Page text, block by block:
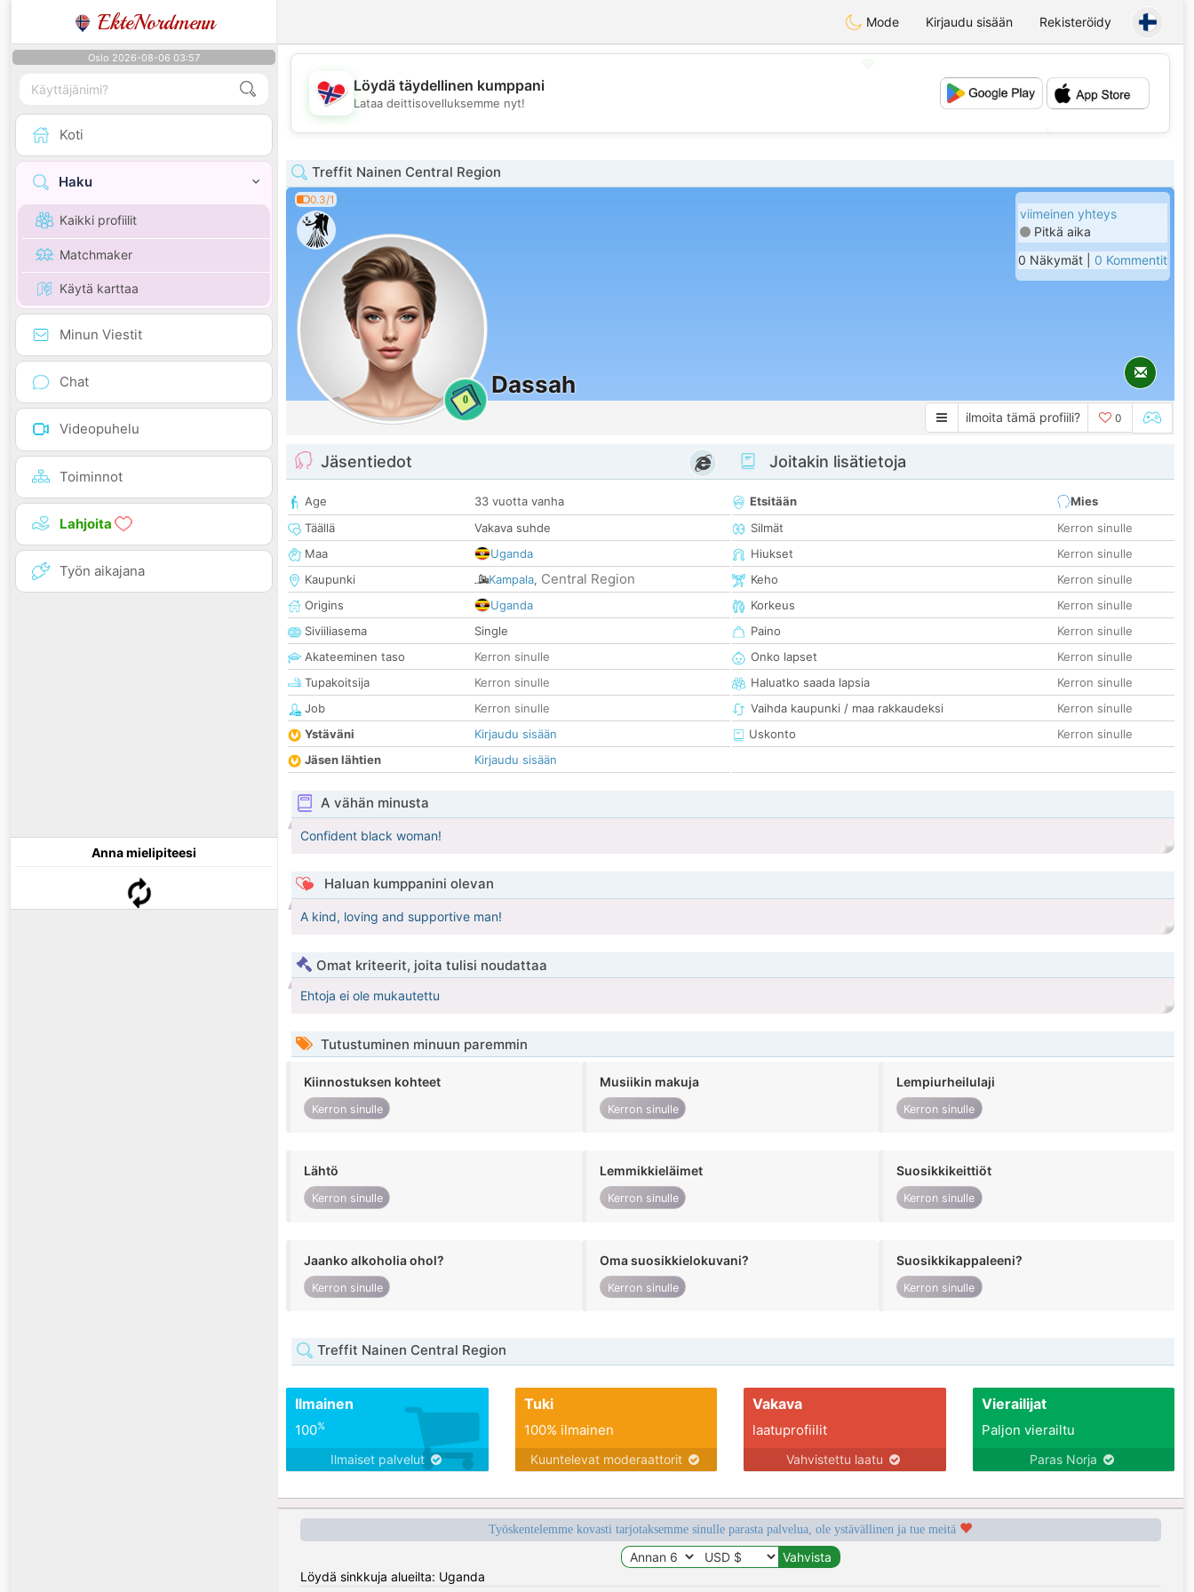
EkteNordmenn Mode Kirjaudu sisään Rekisteröidy
Oslo 2026-08-06 03:57
Koti
Haku
Kaikki profiilit
Matchmaker
Käytä karttaa
Minun Viestit
Chat
Videopuhelu
Toiminnot
Lahjoita
Työn aikajana
Anna mielipiteesi
💖
💕
Löydä täydellinen kumppani
Lataa deittisovelluksemme nyt!
Treffit Nainen Central Region
0.3/1
0
Dassah
viimeinen yhteys
Pitkä aika
0 Näkymät | 0 Kommentit
ilmoita tämä profiili? 0
Jäsentiedot
Age
33 vuotta vanha
Täällä
Vakava suhde
Maa
Uganda
Kaupunki
Kampala, Central Region
Origins
Uganda
Siviiliasema
Single
Akateeminen taso
Kerron sinulle
Tupakoitsija
Kerron sinulle
Job
Kerron sinulle
Ystäväni
Kirjaudu sisään
Jäsen lähtien
Kirjaudu sisään
Joitakin lisätietoja
Etsitään
Mies
Silmät
Kerron sinulle
Hiukset
Kerron sinulle
Keho
Kerron sinulle
Korkeus
Kerron sinulle
Paino
Kerron sinulle
Onko lapset
Kerron sinulle
Haluatko saada lapsia
Kerron sinulle
Vaihda kaupunki / maa rakkaudeksi
Kerron sinulle
Uskonto
Kerron sinulle
A vähän minusta
Confident black woman!
Haluan kumppanini olevan
A kind, loving and supportive man!
Omat kriteerit, joita tulisi noudattaa
Ehtoja ei ole mukautettu
Tutustuminen minuun paremmin
Kiinnostuksen kohteet
Kerron sinulle
Musiikin makuja
Kerron sinulle
Lempiurheilulaji
Kerron sinulle
Lähtö
Kerron sinulle
Lemmikkieläimet
Kerron sinulle
Suosikkikeittiöt
Kerron sinulle
Jaanko alkoholia ohol?
Kerron sinulle
Oma suosikkielokuvani?
Kerron sinulle
Suosikkikappaleeni?
Kerron sinulle
Treffit Nainen Central Region
Ilmainen
100%
Ilmaiset palvelut
Tuki
100% ilmainen
Kuuntelevat moderaattorit
Vakava
laatuprofiilit
Vahvistettu laatu
Vierailijat
Paljon vierailtu
Paras Norja
Työskentelemme kovasti tarjotaksemme sinulle parasta palvelua, ole ystävällinen ja tue meitä
Löydä sinkkuja alueilta: Uganda